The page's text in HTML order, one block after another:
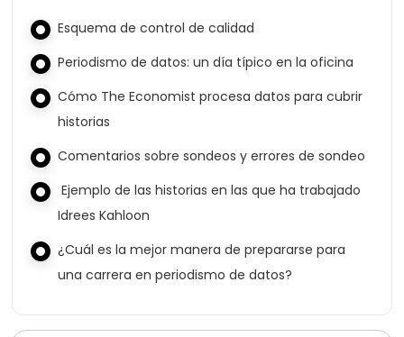
Esquema de control de calidad
Periodismo de datos: un día típico en la oficina
Cómo The Economist procesa datos para cubrir
historias
Comentarios sobre sondeos y errores de sondeo
Ejemplo de las historias en las que ha trabajado
Idrees Kahloon
¿Cuál es la mejor manera de prepararse para
una carrera en periodismo de datos?